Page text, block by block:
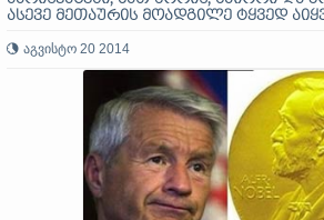
ასევე მეთაურის მოადგილე ტყვედ
აგვისტო 20 2014